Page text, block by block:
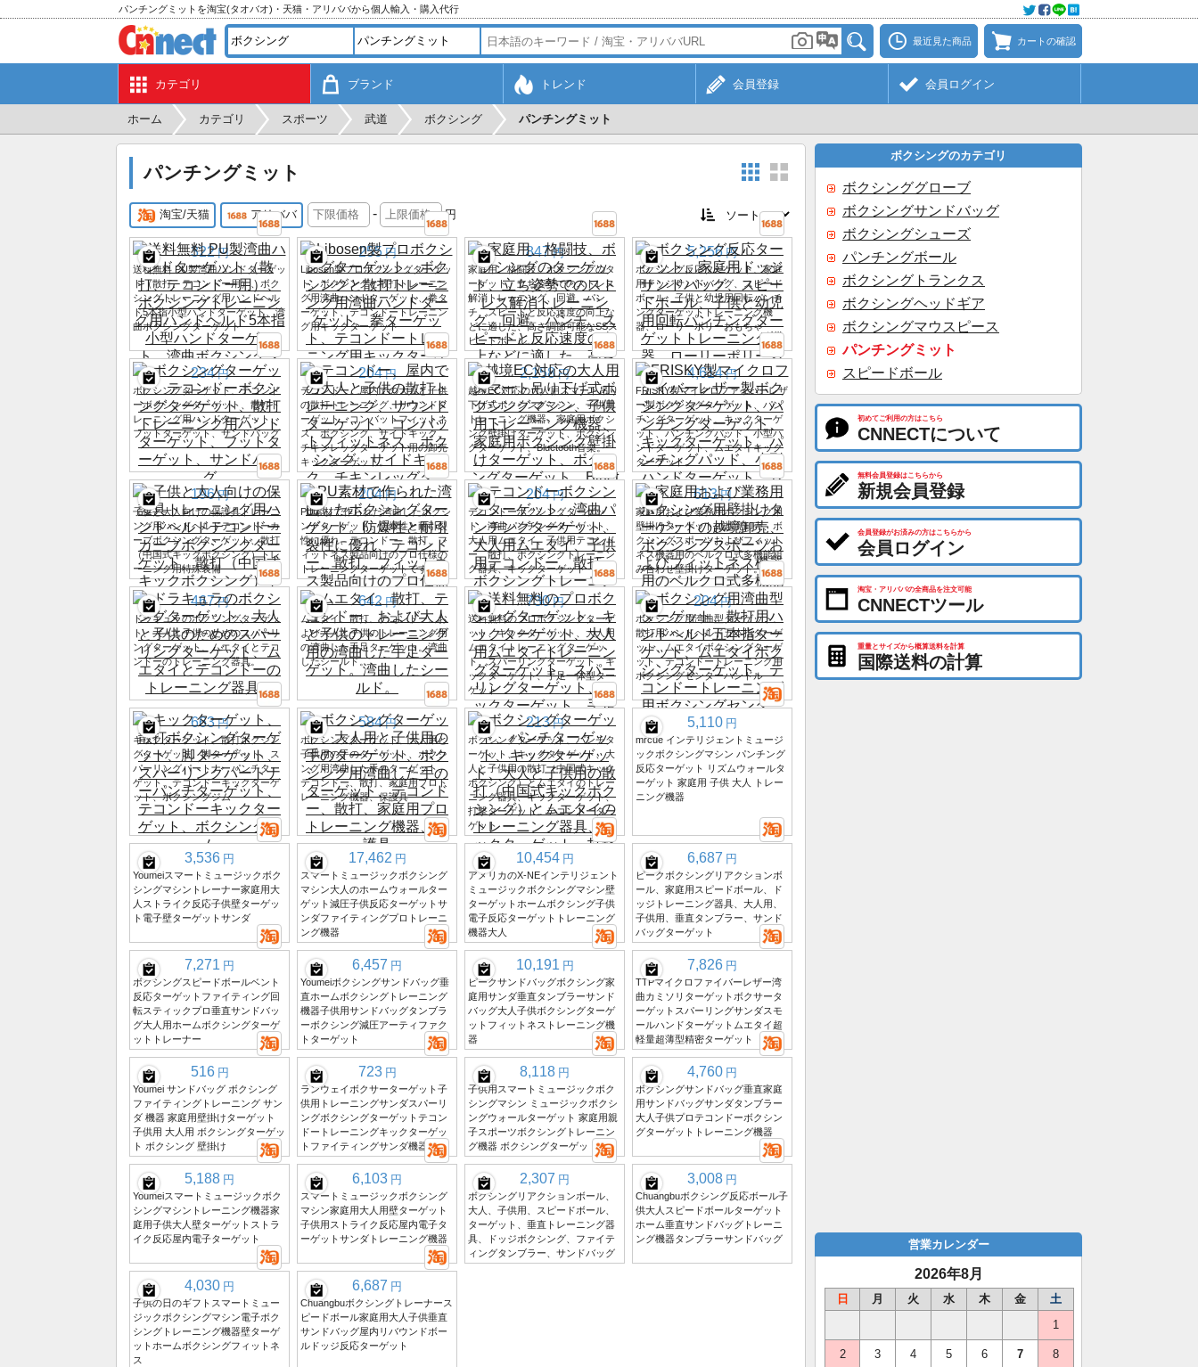
パンチングミットを淘宝(タオバオ)・天猫・アリババから個人輸入・購入代行
最近見た商品 カートの確認
カテゴリ ブランド トレンド 会員登録 会員ログイン
ホーム カテゴリ スポーツ 武道 ボクシング パンチングミット
パンチングミット
淘宝/天猫 アリババ - 円
322 円
送料無料 PU製湾曲ハンドターゲッ
ト（散打、テコンドー用）、ボク
シングトレーニング用ハンドヘル
ド5本指小型ハンドターゲット、湾
曲ボクシングターゲット
255 円
Libosen製プロボクシングターゲッ
ト、ボクシングと散打トレーニン
グ用湾曲ハンドターゲット、拳タ
ーゲット、テコンドートレーニン
グ用キックターゲット
847 円
家庭用、格闘技、ボクシングのタ
ーゲット、立ち姿勢でのストレス
解消トレーニング、回避、パン
チ、スピードと反応速度の向上な
どに適した、高さ調節可能なSSス
ピードボール。
5,256 円
ボクシング反応ターゲット、家庭
用ドッジサンドバッグ、スピード
ボール、子供と幼児用回転パンチ
ングターゲットトレーニング機
器、ローリーポリーおもちゃ
234 円
ボクシングターゲット、テコンド
ーボクシングターゲット、散打ト
レーニング用ハンドターゲット、
フットターゲット、サンドバッグ
204 円
テコンドー、屋内での大人と子供
の散打トレーニング、サウンドタ
ーゲット、コンバットフィットネ
ス、ボクシング、サイドキック、
チキンレッグターゲット用の卸売
キックターゲット。
2,158 円
越境EC対応の大人用スマート吊り
下げ式ボクシングマシン、子供用
トレーニング機器、家庭用ボクシ
ング壁掛けターゲット、ボクシン
グターゲット、Bluetooth音楽。
4,614 円
FRISKY製マイクロファイバーレザ
ー製ボクシングターゲット、パン
チングターゲット、キックターゲ
ット、パンチングパッド、小型ハ
ンドターゲット、ムエタイキック
ターゲット。
196 円
子供と大人向けの保護具トレーニ
ング用ハンドヘルドテコンドーカ
ーブボクシングターゲット、散打
（中国式キックボクシング）トレ
ーニング用特殊装備
204 円
PU素材で作られた湾曲したボクシ
ングターゲット。防爆性と耐引裂
性に優れ、テコンドー、散打、フ
ィットネス製品向けのプロ仕様の
トレーニングターゲットです。
204 円
テコンドーボクシングターゲッ
ト、湾曲パンチングターゲット、
大人用ムエタイ、子供用テコンド
ー、散打、ボクシングトレーニン
グ器具、キックターゲット
613 円
家庭用および業務用ボクシング用
壁掛けターゲットの越境卸売、ボ
クシングスポーツおよびフィット
ネス機器用のベルクロ式多機能組
み合わせ壁掛けターゲット。
467 円
ドラキュラのボクシングターゲッ
ト、大人と子供のためのスパーリ
ングターゲット、ムエタイとテコ
ンドーのトレーニング器具。
642 円
ムエタイ、散打、テコンドー、お
よび大人と子供のトレーニング用
の湾曲した手足ターゲット。湾曲
したシールド。
730 円
送料無料のプロボクシングターゲ
ット、キックターゲット、大人用
ムエタイトレーニングターゲッ
ト、スパーリングターゲット、キ
ックターゲット、手足一体型ター
ゲット
204 円
ボクシング用湾曲型ターゲット、
散打用ハンドヘルド五本指ターゲ
ット、ムエタイボクシングターゲ
ット、テコンドートレーニング用
ボクシングセンターハンドル
663 円
キックターゲット、散打ボクシン
グターゲット、脚ターゲット、ス
パーリングパートナーパンチター
ゲット、テコンドーキックターゲ
ット、ボクシングジム
584 円
ボクシングターゲット、大人用と
子供用の手のターゲット、ボクシ
ング用湾曲した手のターゲット、
テコンドー、散打、家庭用プロト
レーニング機器、保護具
213 円
ボクシングターゲット、パンチタ
ーゲット、キックターゲット、大
人と子供用の散打（中国式キック
ボクシング）とムエタイのトレー
ニング器具、キックターゲット、
打撃ターゲット、テコンドーター
ゲット
5,110 円
mrcue インテリジェントミュージ
ックボクシングマシン パンチング
反応ターゲット リズムウォールタ
ーゲット 家庭用 子供 大人 トレー
ニング機器
3,536 円
Youmeiスマートミュージックボク
シングマシントレーナー家庭用大
人ストライク反応子供壁ターゲッ
ト電子壁ターゲットサンダ
17,462 円
スマートミュージックボクシング
マシン大人のホームウォールター
ゲット減圧子供反応ターゲットサ
ンダファイティングプロトレーニ
ング機器
10,454 円
アメリカのX-NEインテリジェント
ミュージックボクシングマシン壁
ターゲットホームボクシング子供
電子反応ターゲットトレーニング
機器大人
6,687 円
ピークボクシングリアクションボ
ール、家庭用スピードボール、ド
ッジトレーニング器具、大人用、
子供用、垂直タンブラー、サンド
バッグターゲット
7,271 円
ボクシングスピードボールベント
反応ターゲットファイティング回
転スティックプロ垂直サンドバッ
グ大人用ホームボクシングターゲ
ットトレーナー
6,457 円
Youmeiボクシングサンドバッグ垂
直ホームボクシングトレーニング
機器子供用サンドバッグタンブラ
ーボクシング減圧アーティファク
トターゲット
10,191 円
ピークサンドバッグボクシング家
庭用サンダ垂直タンブラーサンド
バッグ大人子供ボクシングターゲ
ットフィットネストレーニング機
器
7,826 円
TTPマイクロファイバーレザー湾
曲カミソリターゲットボクサータ
ーゲットスパーリングサンダスモ
ールハンドターゲットムエタイ超
軽量超薄型精密ターゲット
516 円
Youmei サンドバッグ ボクシング
ファイティングトレーニング サン
ダ 機器 家庭用壁掛けターゲット
子供用 大人用 ボクシングターゲッ
ト ボクシング 壁掛け
723 円
ランウェイボクサーターゲット子
供用トレーニングサンダスパーリ
ングボクシングターゲットテコン
ドートレーニングキックターゲッ
トファイティングサンダ機器
8,118 円
子供用スマートミュージックボク
シングマシン ミュージックボクシ
ングウォールターゲット 家庭用親
子スポーツボクシングトレーニン
グ機器 ボクシングターゲット
4,760 円
ボクシングサンドバッグ垂直家庭
用サンドバッグサンダタンブラー
大人子供プロテコンドーボクシン
グターゲットトレーニング機器
5,188 円
Youmeiスマートミュージックボク
シングマシントレーニング機器家
庭用子供大人壁ターゲットストラ
イク反応屋内電子ターゲット
6,103 円
スマートミュージックボクシング
マシン家庭用大人用壁ターゲット
子供用ストライク反応屋内電子タ
ーゲットサンダトレーニング機器
2,307 円
ボクシングリアクションボール、
大人、子供用、スピードボール、
ターゲット、垂直トレーニング器
具、ドッジボクシング、ファイテ
ィングタンブラー、サンドバッグ
3,008 円
Chuangbuボクシング反応ボール子
供大人スピードボールターゲット
ホーム垂直サンドバッグトレーニ
ング機器タンブラーサンドバッグ
4,030 円
子供の日のギフトスマートミュー
ジックボクシングマシン電子ボク
シングトレーニング機器壁ターゲ
ットホームボクシングフィットネ
ス
6,687 円
Chuangbuボクシングトレーナース
ピードボール家庭用大人子供垂直
サンドバッグ屋内リバウンドボー
ルドッジ反応ターゲット
ボクシングのカテゴリ
ボクシンググローブ
ボクシングサンドバッグ
ボクシングシューズ
パンチングボール
ボクシングトランクス
ボクシングヘッドギア
ボクシングマウスピース
パンチングミット
スピードボール
初めてご利用の方はこちら
CNNECTについて
無料会員登録はこちらから
新規会員登録
会員登録がお済みの方はこちらから
会員ログイン
淘宝・アリババの全商品を注文可能
CNNECTツール
重量とサイズから概算送料を計算
国際送料の計算
営業カレンダー
2026年8月
日 月 火 水 木 金
土
1
2 3 4 5 6 7 8